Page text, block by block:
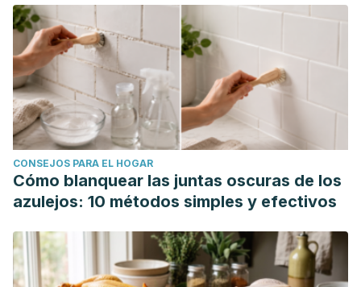
CONSEJOS PARA EL HOGAR
Cómo blanquear las juntas oscuras de los
azulejos: 10 métodos simples y efectivos